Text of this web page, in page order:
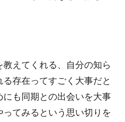
えてくれる、自分の知ら
存在ってすごく大事だと
にも同期との出会いを大事
てみるという思い切りを